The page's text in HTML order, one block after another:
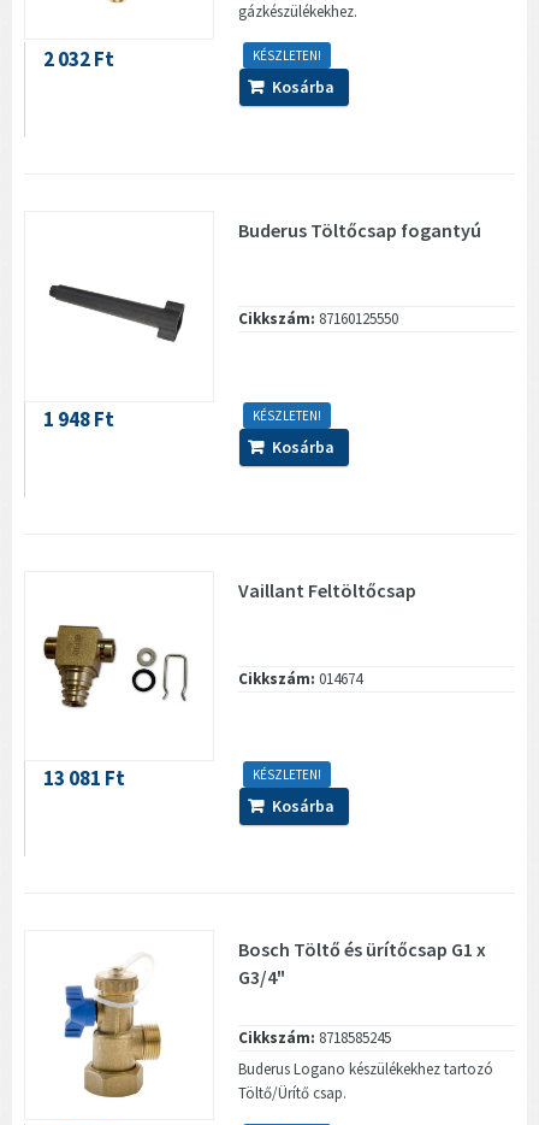
gázkészülékekhez.
KÉSZLETEN!
2 032 Ft
Kosárba
Buderus Töltőcsap fogantyú
Cikkszám: 87160125550
KÉSZLETEN!
1 948 Ft
Kosárba
Vaillant Feltöltőcsap
Cikkszám: 014674
KÉSZLETEN!
13 081 Ft
Kosárba
Bosch Töltő és ürítőcsap G1 x
G3/4"
Cikkszám: 8718585245
Buderus Logano készülékekhez tartozó
Töltő/Ürítő csap.